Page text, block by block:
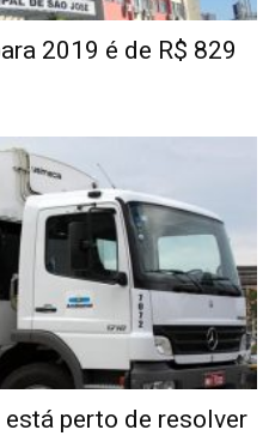
2019 é de R$ 829
perto de resolver